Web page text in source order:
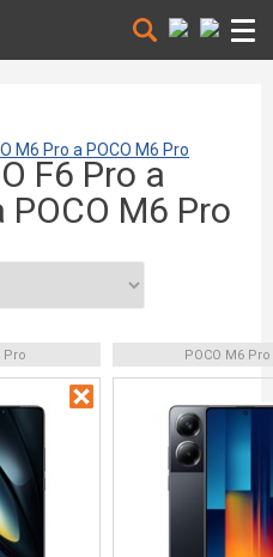
M6 Pro a POCO M6 Pro
F6 Pro a
POCO M6 Pro
Pro POCO M6 Pro